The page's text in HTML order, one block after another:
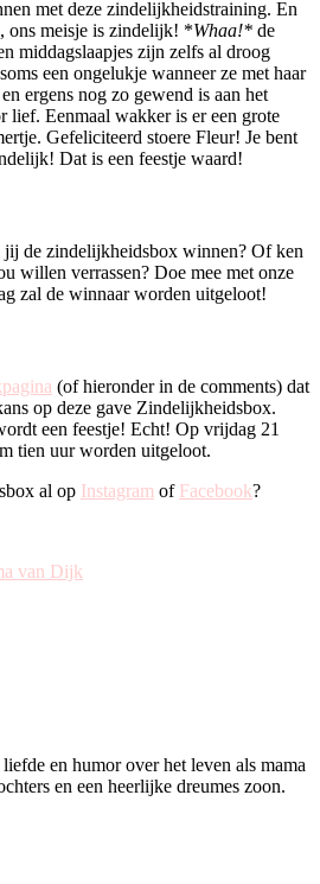
met deze zindelijkheidstraining. En
ons meisje is zindelijk! *Whaa!* de
middagslaapjes zijn zelfs al droog
een ongelukje wanneer ze met haar
ergens nog zo gewend is aan het
lief. Eenmaal wakker is er een grote
Gefeliciteerd stoere Fleur! Je bent
Dat is een feestje waard!
de zindelijkheidsbox winnen? Of ken
willen verrassen? Doe mee met onze
zal de winnaar worden uitgeloot!
(of hieronder in de comments) dat
op deze gave Zindelijkheidsbox.
een feestje! Echt! Op vrijdag 21
tien uur worden uitgeloot.
al op Instagram of Facebook?
van Dijk
en humor over het leven als mama
en een heerlijke dreumes zoon.